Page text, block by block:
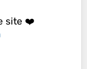
site ❤️